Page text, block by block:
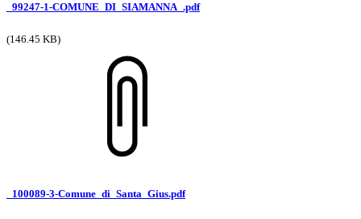
_99247-1-COMUNE_DI_SIAMANNA_.pdf
(146.45 KB)
_100089-3-Comune_di_Santa_Gius.pdf